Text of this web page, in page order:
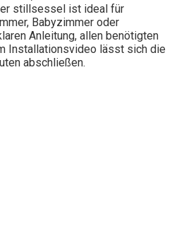
stillsessel ist ideal für
Babyzimmer oder
Anleitung, allen benötigten
Installationsvideo lässt sich die
abschließen.